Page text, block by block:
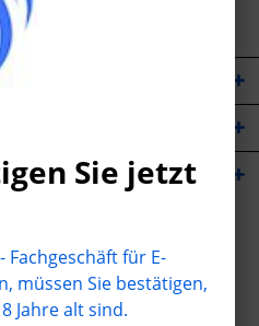
Jugendschutz
Kontakt
Widerrufsrecht
Sie jetzt
Fachgeschäft für E-
müssen Sie bestätigen,
Jahre alt sind.